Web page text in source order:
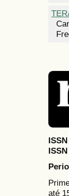
ISSN
ISSN
até